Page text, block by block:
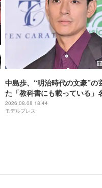
中島歩、“明治時代の文豪”の
た「教科書にも載っている」
祖に由来
2026.08.08 18:44
モデルプレス